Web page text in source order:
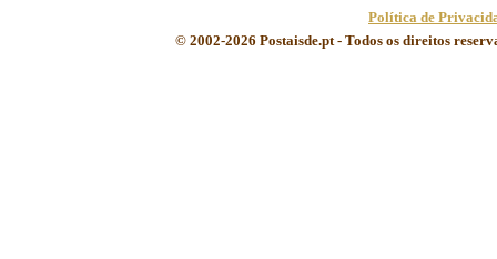
Política de
© 2002-2026 Postaisde.pt - Todos os direitos